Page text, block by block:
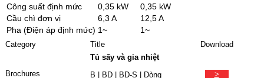
Công suất định mức
0,35 kW
0,35 kW
Cầu chì đơn vị
6,3 A
12,5 A
Pha (Điện áp định mức) 1~ 1~
Category Title Download
Brochures
Tủ sấy và gia nhiệt
B | BD | BD-S | Dòng
>